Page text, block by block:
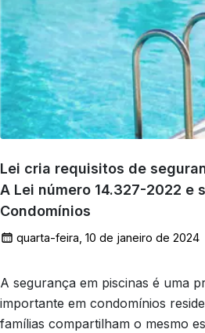
Lei cria requisitos de
A Lei número 14.327-2022 e
Condomínios
quarta-feira, 10 de janeiro de 2024
A segurança em piscinas é uma
importante em condomínios
famílias compartilham o mesmo